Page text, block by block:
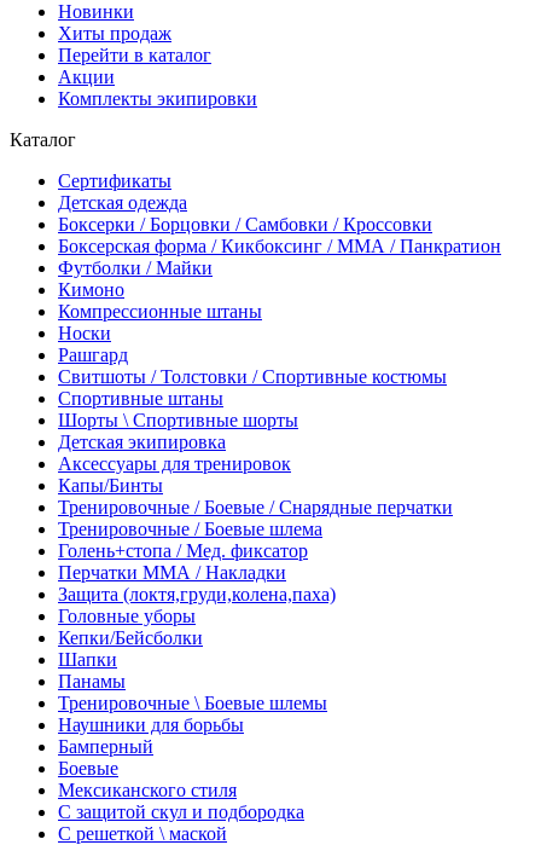
Новинки
Хиты продаж
Перейти в каталог
Акции
Комплекты экипировки
Каталог
Сертификаты
Детская одежда
Боксерки / Борцовки / Самбовки / Кроссовки
Боксерская форма / Кикбоксинг / ММА / Панкратион
Футболки / Майки
Кимоно
Компрессионные штаны
Носки
Рашгард
Свитшоты / Толстовки / Спортивные костюмы
Спортивные штаны
Шорты \ Спортивные шорты
Детская экипировка
Аксессуары для тренировок
Капы/Бинты
Тренировочные / Боевые / Снарядные перчатки
Тренировочные / Боевые шлема
Голень+стопа / Мед. фиксатор
Перчатки ММА / Накладки
Защита (локтя,груди,колена,паха)
Головные уборы
Кепки/Бейсболки
Шапки
Панамы
Тренировочные \ Боевые шлемы
Наушники для борьбы
Бамперный
Боевые
Мексиканского стиля
С защитой скул и подбородка
С решеткой \ маской